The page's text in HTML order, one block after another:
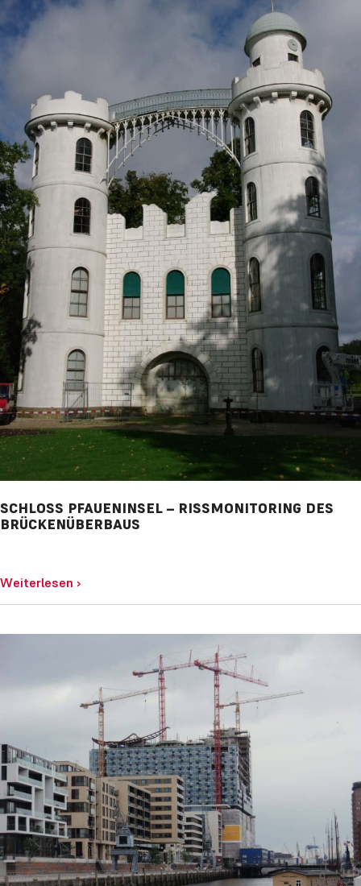
SCHLOSS PFAUENINSEL – RISSMONITORING DES B
RÜCKENÜBERBAUS
Weiterlesen ›